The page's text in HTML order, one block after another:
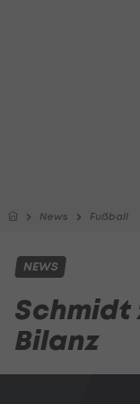
News Fußball
NEWS
Bilanz